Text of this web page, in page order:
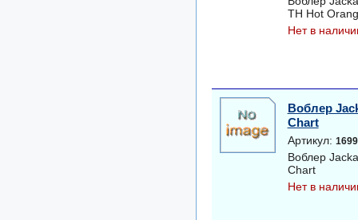
TH Hot
Нет в
Воблер
Chart
Артикул:
Воблер
Chart
Нет в